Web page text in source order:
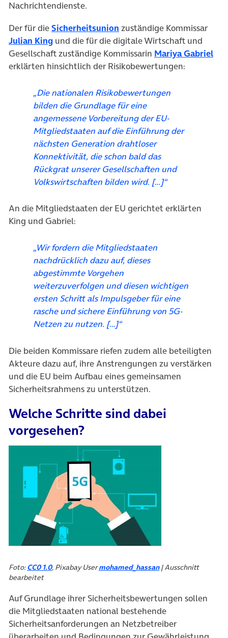
Nachrichtendienste.
Der für dieSicherheitsunion (öffnet in neuem Tab)
zuständige Kommissar
Julian King(öffnet in neuem Tab)
und die für die digitale Wirtschaft und
Gesellschaft zuständige Kommissarin Mariya Gabriel
erklärten hinsichtlich der Risikobewertungen:
„Die nationalen Risikobewertungen
bilden die Grundlage für eine
angemessene Vorbereitung der EU-
Mitgliedstaaten auf die Einführung der
nächsten Generation drahtloser
Konnektivität, die schon bald das
Rückgrat unserer Gesellschaften und
Volkswirtschaften bilden wird. […]“
An die Mitgliedstaaten der EU gerichtet erklärten
King und Gabriel:
„Wir fordern die Mitgliedstaaten
nachdrücklich dazu auf, dieses
abgestimmte Vorgehen
weiterzuverfolgen und diesen wichtigen
ersten Schritt als Impulsgeber für eine
rasche und sichere Einführung von 5G-
Netzen zu nutzen. […]“
Die beiden Kommissare riefen zudem alle beteiligten
Akteure dazu auf, ihre Anstrengungen zu verstärken
und die EU beim Aufbau eines gemeinsamen
Sicherheitsrahmens zu unterstützen.
Welche Schritte sind dabei
vorgesehen?
Foto:CC0 1.0, Pixabay Usermohamed_hassan| Ausschnitt
bearbeitet
Auf Grundlage ihrer Sicherheitsbewertungen sollen
die Mitgliedstaaten national bestehende
Sicherheitsanforderungen an Netzbetreiber